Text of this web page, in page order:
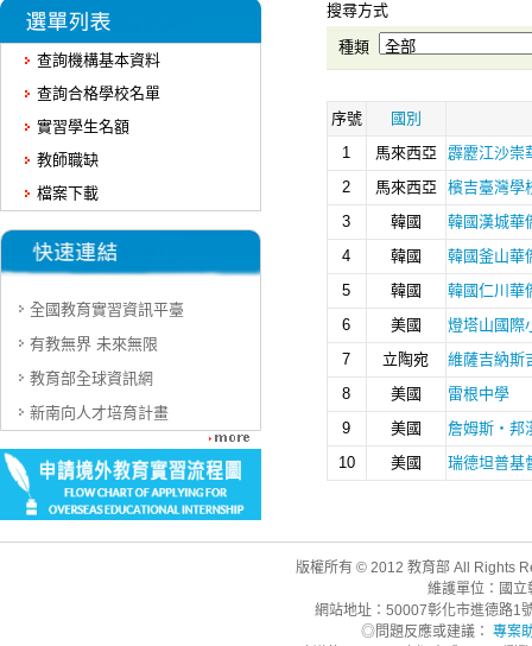
查詢機構基本資料
查詢合格學校名單
實習學生名額
教師職缺
檔案下載
全國教育實習資訊平臺
有教無界 未來無限
教育部全球資訊網
新南向人才培育計畫
版權所有 © 2012 教育部 All Rights
維護單位：國
網站地址：50007彰化市進德路1
◎問題反應或建議： 專案